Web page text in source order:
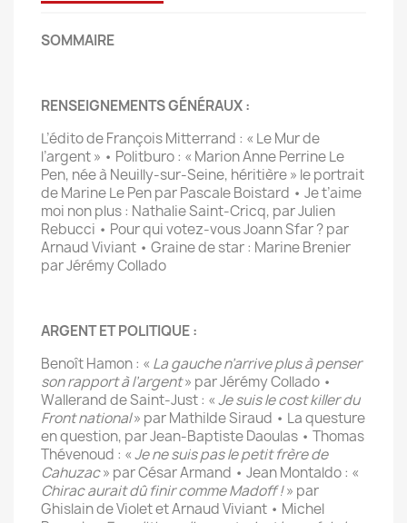
SOMMAIRE
RENSEIGNEMENTS GÉNÉRAUX :
L’édito de François Mitterrand : « Le Mur de
l’argent » • Politburo : « Marion Anne Perrine Le
Pen, née à Neuilly-sur-Seine, héritière » le portrait
de Marine Le Pen par Pascale Boistard • Je t’aime
moi non plus : Nathalie Saint-Cricq, par Julien
Rebucci • Pour qui votez-vous Joann Sfar ? par
Arnaud Viviant • Graine de star : Marine Brenier
par Jérémy Collado
ARGENT ET POLITIQUE :
Benoît Hamon : « La gauche n’arrive plus à penser
son rapport à l’argent» par Jérémy Collado •
Wallerand de Saint-Just : «Je suis le cost killer du
Front national» par Mathilde Siraud • La questure
en question, par Jean-Baptiste Daoulas • Thomas
Thévenoud : «Je ne suis pas le petit frère de
Cahuzac» par César Armand • Jean Montaldo : «
Chirac aurait dû finir comme Madoff !» par
Ghislain de Violet et Arnaud Viviant • Michel